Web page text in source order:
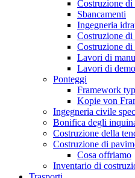
Costruzione di
Sbancamenti
Ingegneria
Costruzione
Costruzione
Lavori di
Lavori di
Ponteggi
Framework
Kopie von
Ingegneria civile
Bonifica degli
Costruzione della
Costruzione di
Cosa offriamo
Inventario di